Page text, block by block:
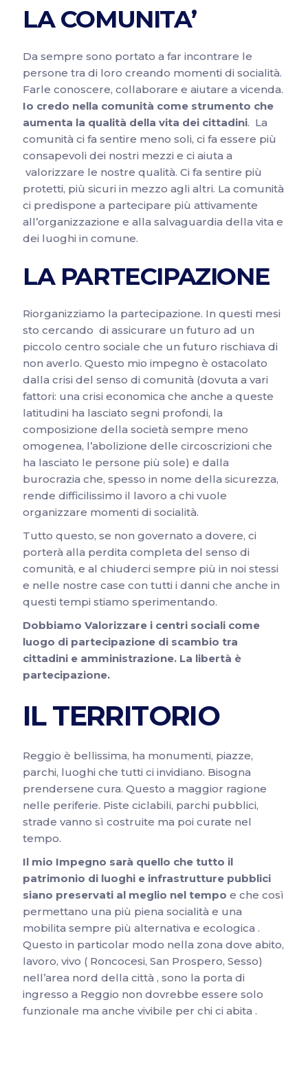
LA COMUNITA’
Da sempre sono portato a far incontrare le
persone tra di loro creando momenti di socialità.
Farle conoscere, collaborare e aiutare a vicenda.
Io credo nella comunità come strumento che
aumenta la qualità della vita dei cittadini. La
comunità ci fa sentire meno soli, ci fa essere più
consapevoli dei nostri mezzi e ci aiuta a
valorizzare le nostre qualità. Ci fa sentire più
protetti, più sicuri in mezzo agli altri. La comunità
ci predispone a partecipare più attivamente
all’organizzazione e alla salvaguardia della vita e
dei luoghi in comune.
LA PARTECIPAZIONE
Riorganizziamo la partecipazione. In questi mesi
sto cercando di assicurare un futuro ad un
piccolo centro sociale che un futuro rischiava di
non averlo. Questo mio impegno è ostacolato
dalla crisi del senso di comunità (dovuta a vari
fattori: una crisi economica che anche a queste
latitudini ha lasciato segni profondi, la
composizione della società sempre meno
omogenea, l’abolizione delle circoscrizioni che
ha lasciato le persone più sole) e dalla
burocrazia che, spesso in nome della sicurezza,
rende difficilissimo il lavoro a chi vuole
organizzare momenti di socialità.
Tutto questo, se non governato a dovere, ci
porterà alla perdita completa del senso di
comunità, e al chiuderci sempre più in noi stessi
e nelle nostre case con tutti i danni che anche in
questi tempi stiamo sperimentando.
Dobbiamo Valorizzare i centri sociali come
luogo di partecipazione di scambio tra
cittadini e amministrazione. La libertà è
partecipazione.
IL TERRITORIO
Reggio è bellissima, ha monumenti, piazze,
parchi, luoghi che tutti ci invidiano. Bisogna
prendersene cura. Questo a maggior ragione
nelle periferie. Piste ciclabili, parchi pubblici,
strade vanno sì costruite ma poi curate nel
tempo.
Il mio Impegno sarà quello che tutto il
patrimonio di luoghi e infrastrutture pubblici
siano preservati al meglio nel tempo e che così
permettano una più piena socialità e una
mobilita sempre più alternativa e ecologica .
Questo in particolar modo nella zona dove abito,
lavoro, vivo ( Roncocesi, San Prospero, Sesso)
nell’area nord della città , sono la porta di
ingresso a Reggio non dovrebbe essere solo
funzionale ma anche vivibile per chi ci abita .